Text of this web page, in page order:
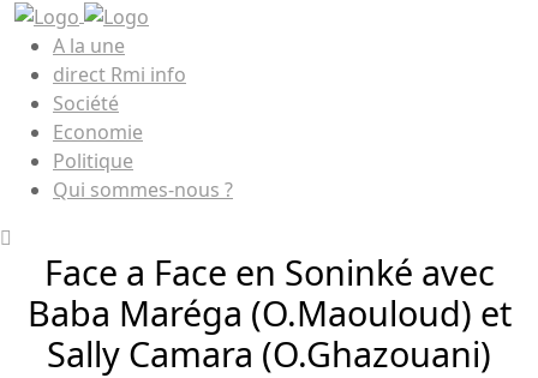
A la une
direct Rmi info
Société
Economie
Politique
Qui sommes-nous ?
Face a Face en Soninké avec
Baba Maréga (O.Maouloud) et
Sally Camara (O.Ghazouani)